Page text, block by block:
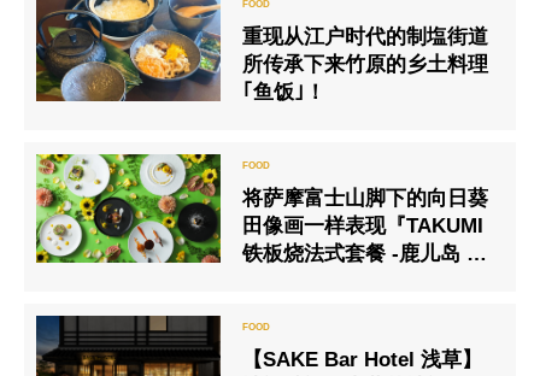
重现从江户时代的制塩街道
所传承下来竹原的乡土料理
｢鱼饭｣！
将萨摩富士山脚下的向日葵
田像画一样表现『TAKUMI
铁板烧法式套餐 -鹿儿岛 x
【SAKE Bar Hotel 浅草】